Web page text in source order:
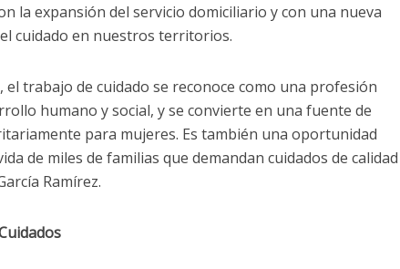
la expansión del servicio domiciliario y con una nueva
cuidado en nuestros territorios.
el trabajo de cuidado se reconoce como una profesión
humano y social, y se convierte en una fuente de
para mujeres. Es también una oportunidad
de miles de familias que demandan cuidados de calidad
Ramírez.